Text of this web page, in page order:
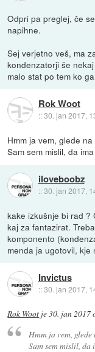
Odpri pa preglej, če
napihne.
Sej verjetno veš, ma
kondenzatorji še
malo stat po tem ko
Rok Woot
::30. jan 2017,
Hmm ja vem, glede
Sam sem mislil, da
iloveboobz
::30. jan 2017,
kake izkušnje bi rad ?
kaj za fantazirat.
komponento
menda ja ugotovil, kje
Invictus
::30. jan 2017,
Rok Woot je30. jan 2017
Hmm ja vem,
Sam sem mislil, da